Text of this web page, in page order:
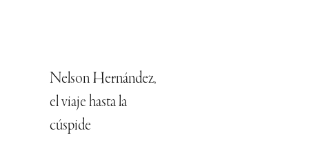
Nelson Hernández,
el viaje hasta la
cúspide